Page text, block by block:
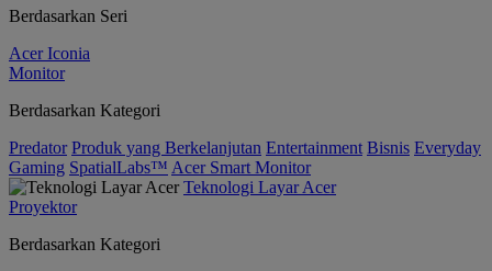
Berdasarkan Seri
Acer Iconia
Monitor
Berdasarkan Kategori
Predator Produk yang Berkelanjutan Entertainment Bisnis Everyday
Gaming SpatialLabs™ Acer Smart Monitor
Teknologi Layar Acer
Proyektor
Berdasarkan Kategori